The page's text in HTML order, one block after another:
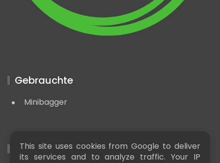
Gebrauchte
Minibagger
Nützliche LInks
This site uses cookies from Google to deliver
its services and to analyze traffic. Your IP